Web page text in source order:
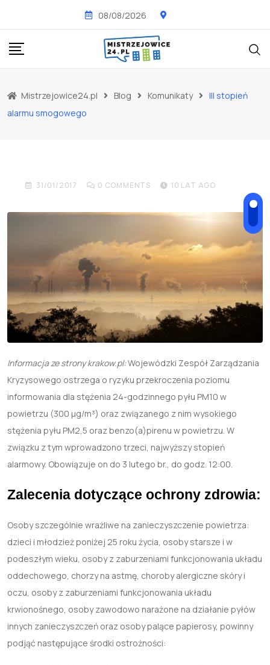
content
08/08/2026
Mistrzejowice24.pl Blog Komunikaty
III stopień
alarmu smogowego
31/01/2017 0 COMMENTS 10 LAT AGO
Informacja ze strony krakow.pl:Wojewódzki Zespół Zarządzania
Kryzysowego ostrzega o ryzyku przekroczenia poziomu
informowania dla stężenia 24-godzinnego pyłu PM10 w
powietrzu (300 µg/m³) oraz związanego z nim wysokiego
stężenia pyłu PM2,5 oraz benzo(a)pirenu w powietrzu. W
związku z tym wprowadzono trzeci, najwyższy stopień
alarmowy. Obowiązuje on do 3 lutego br., do godz. 12:00.
Zalecenia dotyczące ochrony zdrowia:
Osoby szczególnie wrażliwe na zanieczyszczenie powietrza:
dzieci i młodzież poniżej 25 roku życia, osoby starsze i w
podeszłym wieku, osoby z zaburzeniami funkcjonowania układu
oddechowego, chorzy na astmę, choroby alergiczne skóry i
oczu, osoby z zaburzeniami funkcjonowania układu
krwionośnego, osoby zawodowo narażone na działanie pyłów
innych zanieczyszczeń oraz osoby palące papierosy, powinny
podjąć następujące środki ostrożności: